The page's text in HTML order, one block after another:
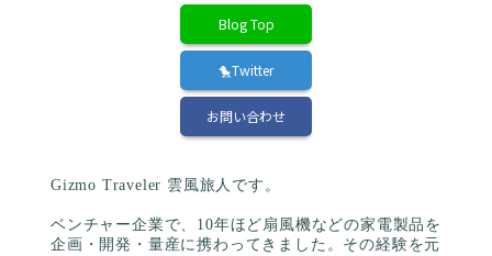
Blog Top
🐤Twitter
お問い合わせ
Gizmo Traveler 雲風旅人です。
ベンチャー企業で、10年ほど扇風機などの家電製品を
企画・開発・量産に携わってきました。その経験を元